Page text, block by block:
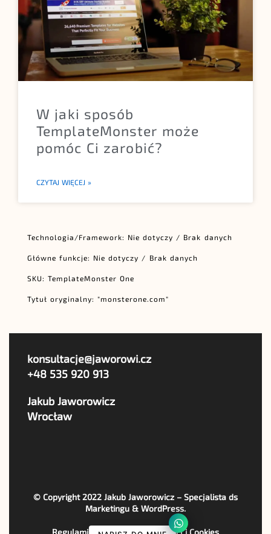
W jaki sposób
TemplateMonster może
pomóc Ci zarobić?
CZYTAJ WIĘCEJ »
Technologia/Framework: Nie dotyczy / Brak danych
Główne funkcje: Nie dotyczy / Brak danych
SKU: TemplateMonster One
Tytuł oryginalny: "monsterone.com"
konsultacje@jaworowi.cz
+48 535 920 913
Jakub Jaworowicz
Wrocław
© Copyright 2022 Jakub Jaworowicz – Specjalista ds
Marketingu & WordPress.
Regulaminy, Polityka Prywatności i Cookies